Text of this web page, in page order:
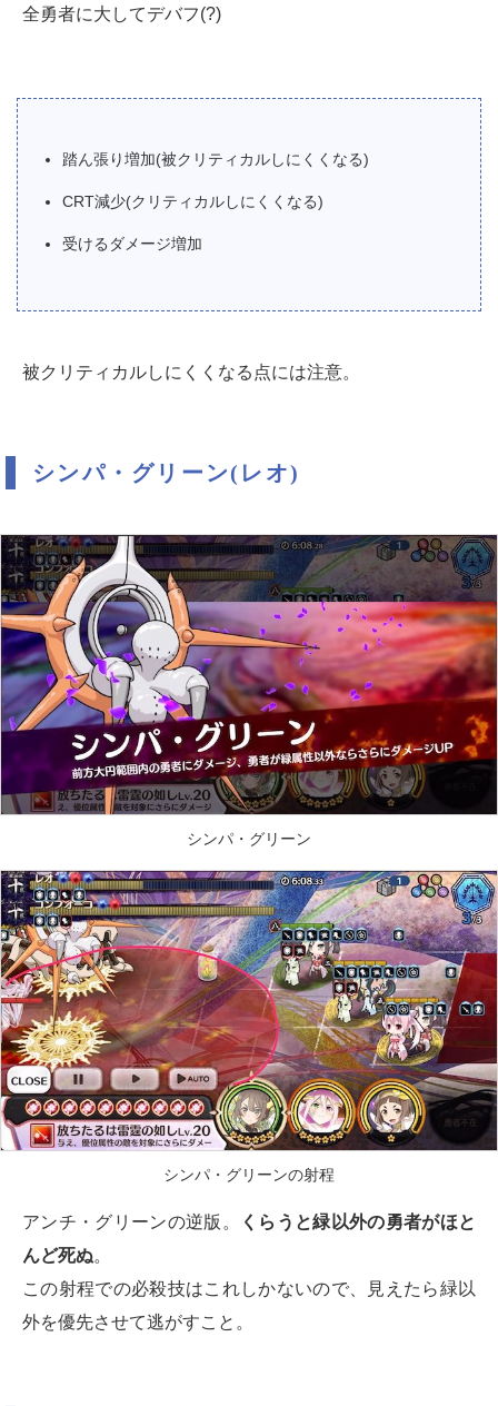
全勇者に大してデバフ(?)
踏ん張り増加(被クリティカルしにくくなる)
CRT減少(クリティカルしにくくなる)
受けるダメージ増加
被クリティカルしにくくなる点には注意。
シンパ・グリーン(レオ)
シンパ・グリーン
シンパ・グリーンの射程
アンチ・グリーンの逆版。
くらうと緑以外の勇者がほと
んど死ぬ。
この射程での必殺技はこれしかないので、見えたら緑以
外を優先させて逃がすこと。